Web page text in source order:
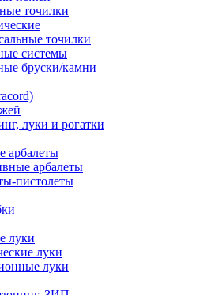
точилки
точилки
системы
бруски/камни
луки и рогатки
арбалеты
арбалеты
пистолеты
луки
луки
луки